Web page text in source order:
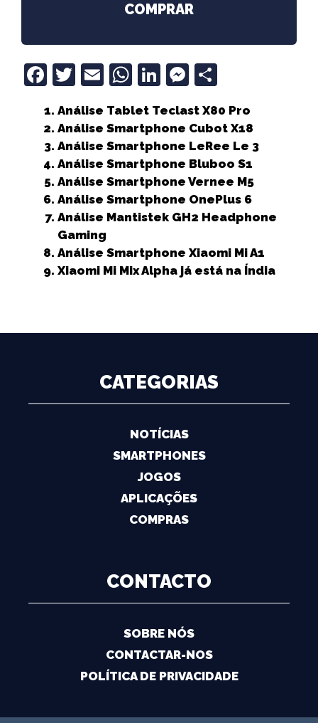
COMPRAR
F
c
e
b
o
o
k
T
it
t
e
r
E
ai
l
W
a
ts
A
p
p
Li
k
e
dI
n
M
ss
e
n
g
e
a
r
e
Análise Tablet Teclast X80 Pro
Análise Smartphone Cubot X18
Análise Smartphone LeRee Le 3
Análise Smartphone Bluboo S1
Análise Smartphone Vernee M5
Análise Smartphone OnePlus 6
Análise Mantistek GH2 Headphone
Gaming
Análise Smartphone Xiaomi Mi A1
Xiaomi Mi Mix Alpha já está na Índia
CATEGORIAS
NOTÍCIAS
SMARTPHONES
JOGOS
APLICAÇÕES
COMPRAS
CONTACTO
SOBRE NÓS
CONTACTAR-NOS
POLÍTICA DE PRIVACIDADE